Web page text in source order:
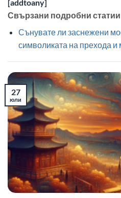
[addtoany]
Свързани подробни
Сънувате ли заснежени
символиката на прехода и
27
юли